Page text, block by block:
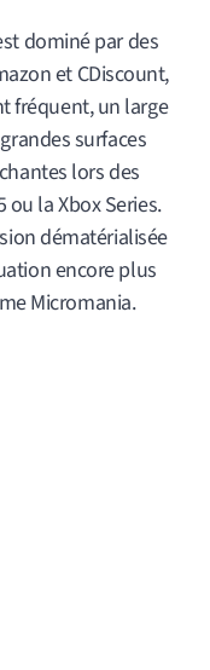
dominé par des
et CDiscount,
fréquent, un large
surfaces
lors des
ou la Xbox Series.
dématérialisée
encore plus
Micromania.